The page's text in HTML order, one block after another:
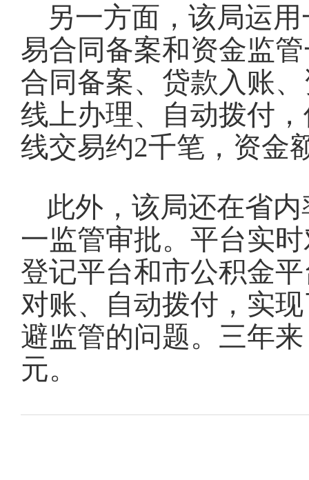
另一方面，该局运
易合同备案和资金监
合同备案、贷款入账
线上办理、自动拨付
线交易约2千笔，资金
此外，该局还在省
一监管审批。平台实
登记平台和市公积金
对账、自动拨付，实
避监管的问题。三年
元。